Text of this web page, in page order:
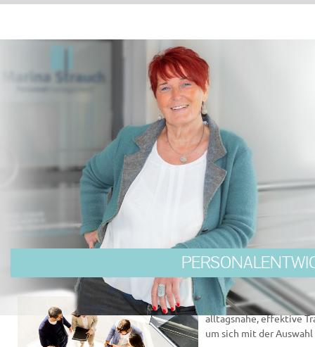
Kleinere und
alltagsnahe, effektive
um sich mit der